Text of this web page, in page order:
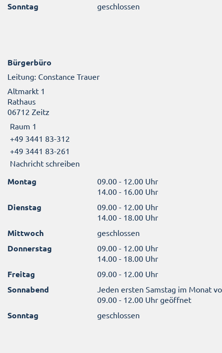
Sonntag geschlossen
Bürgerbüro
Leitung: Constance Trauer
Altmarkt 1
Rathaus
06712 Zeitz
Raum 1
+49 3441 83-312
+49 3441 83-261
Nachricht schreiben
Montag
09.00 - 12.00 Uhr
14.00 - 16.00 Uhr
Dienstag
09.00 - 12.00 Uhr
14.00 - 18.00 Uhr
Mittwoch geschlossen
Donnerstag
09.00 - 12.00 Uhr
14.00 - 18.00 Uhr
Freitag 09.00 - 12.00 Uhr
Sonnabend
Jeden ersten Samstag im Monat
09.00 - 12.00 Uhr geöffnet
Sonntag geschlossen